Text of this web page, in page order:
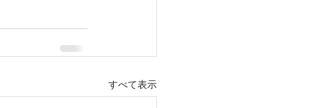
すべて表示